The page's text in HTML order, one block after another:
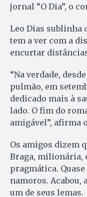
jornal “O Dia”, o
Leo Dias sublinha
tem a ver com a
encurtar
“Na verdade,
pulmão, em
dedicado mais à
lado. O fim do
amigável”, afirma
Os amigos dizem
Braga, milionária,
pragmática.
namoros. Acabou,
um de seus lemas.